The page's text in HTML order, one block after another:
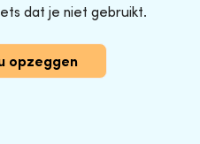
dat je niet gebruikt.
opzeggen